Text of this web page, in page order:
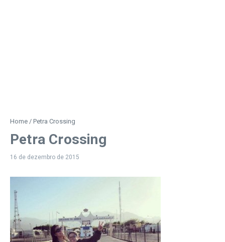
Home / Petra Crossing
Petra Crossing
16 de dezembro de 2015